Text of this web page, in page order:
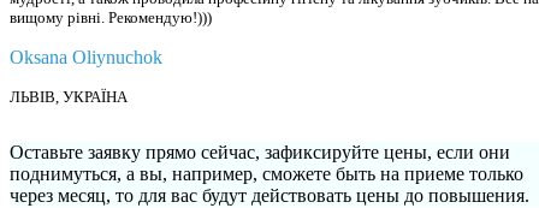
вищому рівні. Рекомендую!)))
Oksana Oliynuchok
ЛЬВІВ, УКРАЇНА
Оставьте заявку прямо сейчас, зафиксируйте цены, если они
поднимуться, а вы, например, сможете быть на приеме только
через месяц, то для вас будут действовать цены до повышения.